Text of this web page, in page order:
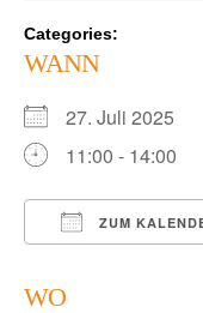
Categories:
WANN
27. Juli 2025
11:00 - 14:00
ZUM
WO